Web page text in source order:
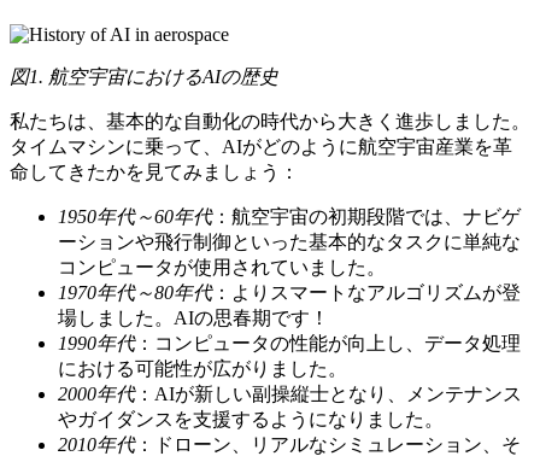
図1. 航空宇宙におけるAIの歴史
私たちは、基本的な自動化の時代から大きく進歩しました。
タイムマシンに乗って、AIがどのように航空宇宙産業を革
命してきたかを見てみましょう：
1950年代～60年代：航空宇宙の初期段階では、ナビゲ
ーションや飛行制御といった基本的なタスクに単純な
コンピュータが使用されていました。
1970年代～80年代：よりスマートなアルゴリズムが登
場しました。AIの思春期です！
1990年代：コンピュータの性能が向上し、データ処理
における可能性が広がりました。
2000年代：AIが新しい副操縦士となり、メンテナンス
やガイダンスを支援するようになりました。
2010年代：ドローン、リアルなシミュレーション、そ